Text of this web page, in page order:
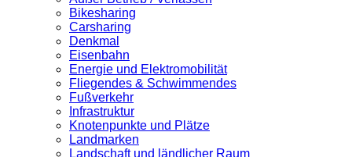
Bikesharing
Carsharing
Denkmal
Eisenbahn
Energie und Elektromobilität
Fliegendes & Schwimmendes
Fußverkehr
Infrastruktur
Knotenpunkte und Plätze
Landmarken
Landschaft und ländlicher Raum